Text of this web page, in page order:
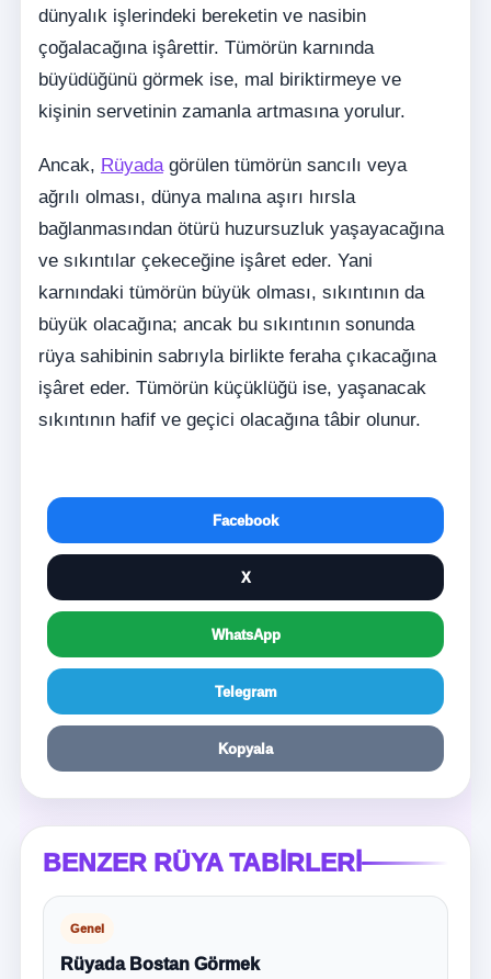
dünyalık işlerindeki bereketin ve nasibin
çoğalacağına işârettir. Tümörün karnında
büyüdüğünü görmek ise, mal biriktirmeye ve
kişinin servetinin zamanla artmasına yorulur.
Ancak, Rüyadagörülen tümörün sancılı veya
ağrılı olması, dünya malına aşırı hırsla
bağlanmasından ötürü huzursuzluk yaşayacağına
ve sıkıntılar çekeceğine işâret eder. Yani
karnındaki tümörün büyük olması, sıkıntının da
büyük olacağına; ancak bu sıkıntının sonunda
rüya sahibinin sabrıyla birlikte feraha çıkacağına
işâret eder. Tümörün küçüklüğü ise, yaşanacak
sıkıntının hafif ve geçici olacağına tâbir olunur.
Facebook
X
WhatsApp
Telegram
Kopyala
BENZER RÜYA TABIRLERI
Genel
Rüyada Bostan Görmek